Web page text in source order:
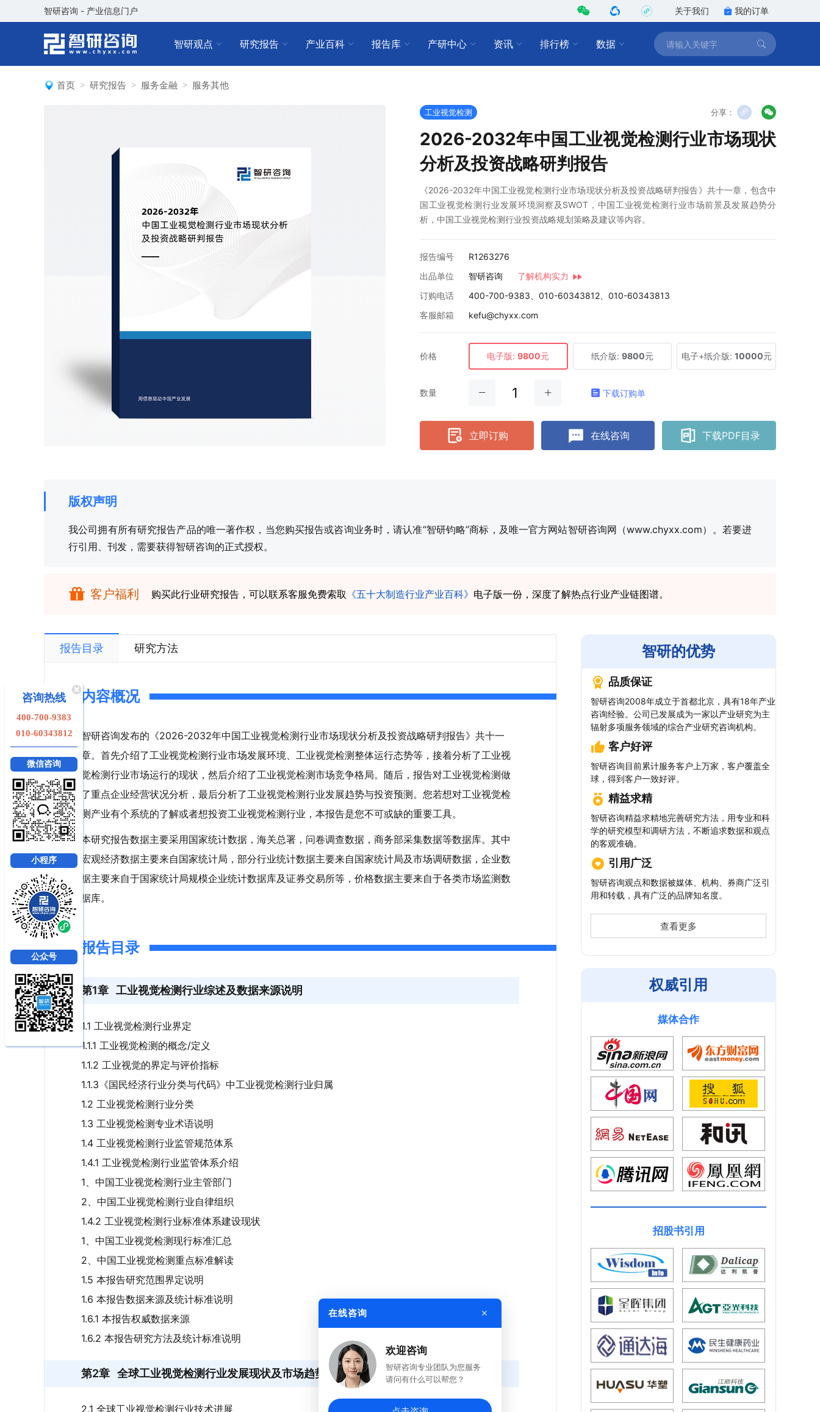
智研咨询 - 产业信息门户 关于我们 我的订单
智研观点 研究报告 产业百科 报告库 产研中心 资讯 排行榜 数据
首页 研究报告 服务金融 服务其他
工业视觉检测 分享：
2026-2032年中国工业视觉检测行业市场现状
分析及投资战略研判报告
《2026-2032年中国工业视觉检测行业市场现状分析及投资战略研判报告》共十一章，包含中
国工业视觉检测行业发展环境洞察及SWOT，中国工业视觉检测行业市场前景及发展趋势分
析，中国工业视觉检测行业投资战略规划策略及建议等内容。
报告编号
R1263276
出品单位
智研咨询
了解机构实力
订购电话
400-700-9383、010-60343812、010-60343813
客服邮箱
kefu@chyxx.com
价格 电子版: 9800元 纸介版: 9800元 电子+纸介版: 10000元
数量 下载订购单
立即订购 在线咨询 下载PDF目录
版权声明
我公司拥有所有研究报告产品的唯一著作权，当您购买报告或咨询业务时，请认准“智研钧略”商标，及唯一官方网站智研咨询网（www.chyxx.com）。若要进
行引用、刊发，需要获得智研咨询的正式授权。
客户福利 购买此行业研究报告，可以联系客服免费索取 《五十大制造行业产业百科》 电子版一份，深度了解热点行业产业链图谱。
报告目录 研究方法
内容概况
智研咨询发布的《2026-2032年中国工业视觉检测行业市场现状分析及投资战略研判报告》共十一
章。首先介绍了工业视觉检测行业市场发展环境、工业视觉检测整体运行态势等，接着分析了工业视
觉检测行业市场运行的现状，然后介绍了工业视觉检测市场竞争格局。随后，报告对工业视觉检测做
了重点企业经营状况分析，最后分析了工业视觉检测行业发展趋势与投资预测。您若想对工业视觉检
测产业有个系统的了解或者想投资工业视觉检测行业，本报告是您不可或缺的重要工具。
本研究报告数据主要采用国家统计数据，海关总署，问卷调查数据，商务部采集数据等数据库。其中
宏观经济数据主要来自国家统计局，部分行业统计数据主要来自国家统计局及市场调研数据，企业数
据主要来自于国家统计局规模企业统计数据库及证券交易所等，价格数据主要来自于各类市场监测数
据库。
报告目录
第1章 工业视觉检测行业综述及数据来源说明
1.1 工业视觉检测行业界定
1.1.1 工业视觉检测的概念/定义
1.1.2 工业视觉的界定与评价指标
1.1.3《国民经济行业分类与代码》中工业视觉检测行业归属
1.2 工业视觉检测行业分类
1.3 工业视觉检测专业术语说明
1.4 工业视觉检测行业监管规范体系
1.4.1 工业视觉检测行业监管体系介绍
1、中国工业视觉检测行业主管部门
2、中国工业视觉检测行业自律组织
1.4.2 工业视觉检测行业标准体系建设现状
1、中国工业视觉检测现行标准汇总
2、中国工业视觉检测重点标准解读
1.5 本报告研究范围界定说明
1.6 本报告数据来源及统计标准说明
1.6.1 本报告权威数据来源
1.6.2 本报告研究方法及统计标准说明
第2章 全球工业视觉检测行业发展现状及市场趋势洞察
2.1 全球工业视觉检测行业技术进展
智研的优势
品质保证
智研咨询2008年成立于首都北京，具有18年产业
咨询经验。公司已发展成为一家以产业研究为主
辐射多项服务领域的综合产业研究咨询机构。
客户好评
智研咨询目前累计服务客户上万家，客户覆盖全
球，得到客户一致好评。
精益求精
智研咨询精益求精地完善研究方法，用专业和科
学的研究模型和调研方法，不断追求数据和观点
的客观准确。
引用广泛
智研咨询观点和数据被媒体、机构、券商广泛引
用和转载，具有广泛的品牌知名度。
查看更多
权威引用
媒体合作
招股书引用
在线咨询 ×
欢迎咨询
智研咨询专业团队为您服务
请问有什么可以帮您？
咨询热线
400-700-9383
010-60343812
微信咨询
小程序
公众号